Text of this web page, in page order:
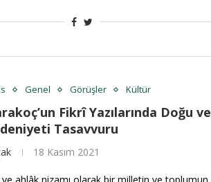
Genel Görüşler Kültür
Fikrî Yazılarında Doğu ve
Tasavvuru
18 Kasım 2021